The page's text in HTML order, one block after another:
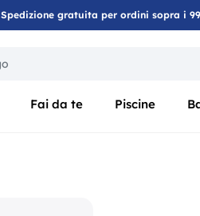
Spedizione gratuita per ordini sopra i
Fai da te Piscine